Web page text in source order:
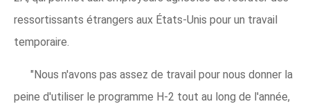
ressortissants étrangers aux États-Unis pour un travail
temporaire.
"Nous n'avons pas assez de travail pour nous donner la
peine d'utiliser le programme H-2 tout au long de l'année,